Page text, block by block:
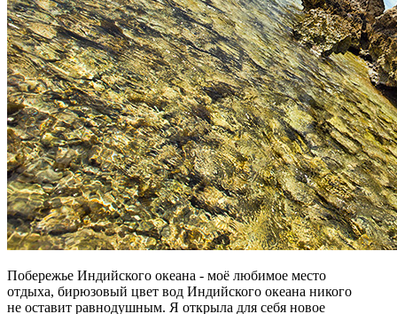
Побережье Индийского океана - моё любимое место
отдыха, бирюзовый цвет вод Индийского океана никого
не оставит равнодушным. Я открыла для себя новое